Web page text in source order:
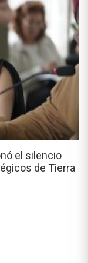
el silencio
de Tierra